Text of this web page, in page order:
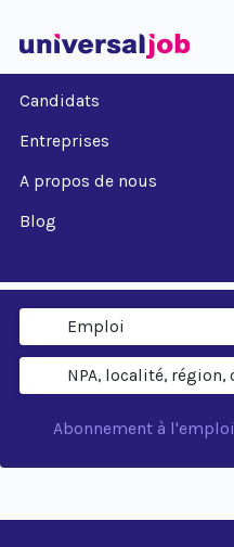
Candidats
Entreprises
A propos de nous
Blog
Abonnement à l'emploi